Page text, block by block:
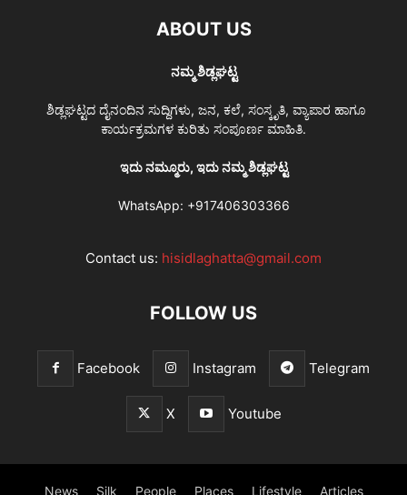
ABOUT US
ನಮ್ಮ ಶಿಡ್ಲಘಟ್ಟ
ಶಿಡ್ಲಘಟ್ಟದ ದೈನಂದಿನ ಸುದ್ದಿಗಳು, ಜನ, ಕಲೆ, ಸಂಸ್ಕೃತಿ, ವ್ಯಾಪಾರ ಹಾಗೂ
ಕಾರ್ಯಕ್ರಮಗಳ ಕುರಿತು ಸಂಪೂರ್ಣ ಮಾಹಿತಿ.
ಇದು ನಮ್ಮೂರು, ಇದು ನಮ್ಮ ಶಿಡ್ಲಘಟ್ಟ
WhatsApp: +917406303366
Contact us: hisidlaghatta@gmail.com
FOLLOW US
Facebook Instagram Telegram
X Youtube
News Silk People Places Lifestyle Articles